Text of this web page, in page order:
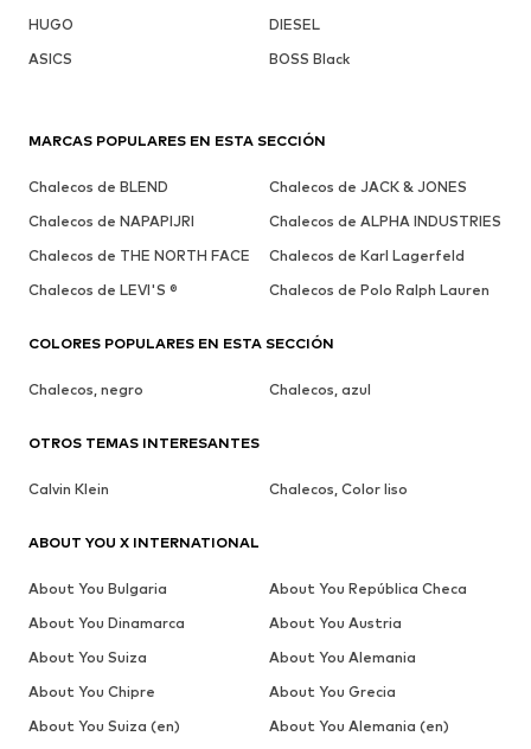
HUGO
DIESEL
ASICS
BOSS Black
MARCAS POPULARES EN ESTA SECCIÓN
Chalecos de BLEND
Chalecos de JACK & JONES
Chalecos de NAPAPIJRI
Chalecos de ALPHA INDUSTRIES
Chalecos de THE NORTH FACE
Chalecos de Karl Lagerfeld
Chalecos de LEVI'S ®
Chalecos de Polo Ralph Lauren
COLORES POPULARES EN ESTA SECCIÓN
Chalecos, negro Chalecos, azul
OTROS TEMAS INTERESANTES
Calvin Klein Chalecos, Color liso
ABOUT YOU X INTERNATIONAL
About You Bulgaria
About You República Checa
About You Dinamarca
About You Austria
About You Suiza
About You Alemania
About You Chipre
About You Grecia
About You Suiza (en)
About You Alemania (en)